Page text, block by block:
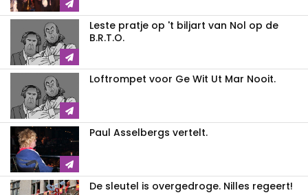
Leste pratje op 't biljart van Nol op de
B.R.T.O.
Loftrompet voor Ge Wit Ut Mar Nooit.
Paul Asselbergs vertelt.
De sleutel is overgedroge. Nilles regeert!